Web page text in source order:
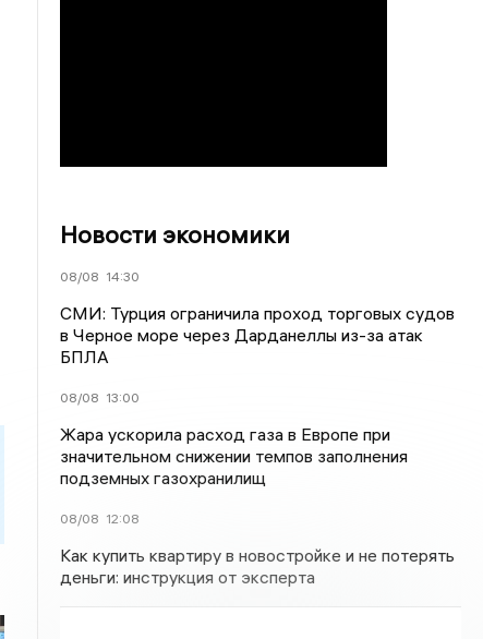
Новости экономики
08/08 14:30
СМИ: Турция ограничила проход торговых судов
в Черное море через Дарданеллы из-за атак
БПЛА
08/08 13:00
Жара ускорила расход газа в Европе при
значительном снижении темпов заполнения
подземных газохранилищ
08/08 12:08
Как купить квартиру в новостройке и не потерять
деньги: инструкция от эксперта